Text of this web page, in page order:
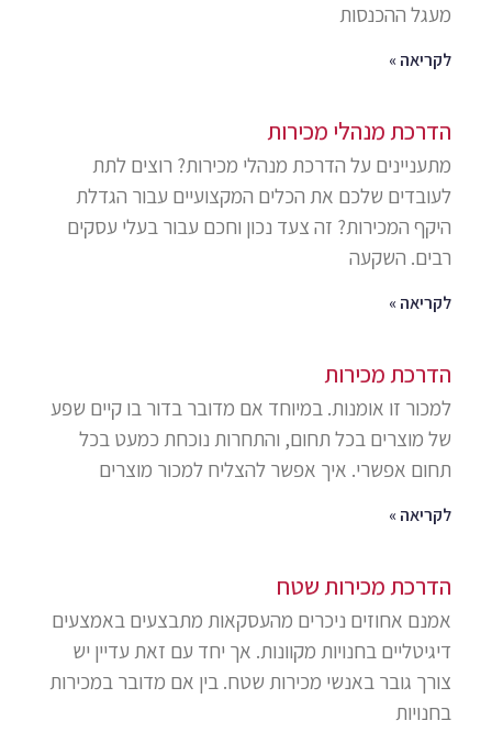
מעגל ההכנסות
לקריאה »
הדרכת מנהלי מכירות
מתעניינים על הדרכת מנהלי מכירות? רוצים לתת
לעובדים שלכם את הכלים המקצועיים עבור הגדלת
היקף המכירות? זה צעד נכון וחכם עבור בעלי עסקים
רבים. השקעה
לקריאה »
הדרכת מכירות
למכור זו אומנות. במיוחד אם מדובר בדור בו קיים שפע
של מוצרים בכל תחום, והתחרות נוכחת כמעט בכל
תחום אפשרי. איך אפשר להצליח למכור מוצרים
לקריאה »
הדרכת מכירות שטח
אמנם אחוזים ניכרים מהעסקאות מתבצעים באמצעים
דיגיטליים בחנויות מקוונות. אך יחד עם זאת עדיין יש
צורך גובר באנשי מכירות שטח. בין אם מדובר במכירות
בחנויות